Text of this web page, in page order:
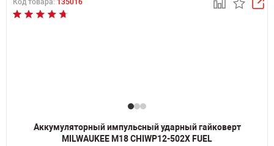
Код товара: 135016
Аккумуляторный импульсный ударный гайковерт
MILWAUKEE M18 CHIWP12-502X FUEL